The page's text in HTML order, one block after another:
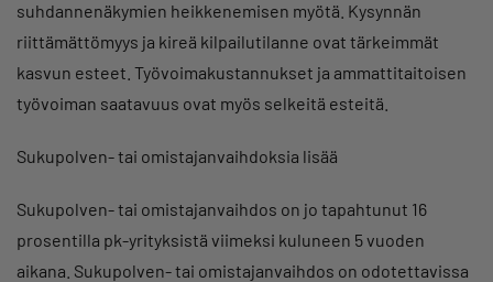
suhdannenäkymien heikkenemisen myötä. Kysynnän
riittämättömyys ja kireä kilpailutilanne ovat tärkeimmät
kasvun esteet. Työvoimakustannukset ja ammattitaitoisen
työvoiman saatavuus ovat myös selkeitä esteitä.
Sukupolven- tai omistajanvaihdoksia lisää
Sukupolven- tai omistajanvaihdos on jo tapahtunut 16
prosentilla pk-yrityksistä viimeksi kuluneen 5 vuoden
aikana. Sukupolven- tai omistajanvaihdos on odotettavissa